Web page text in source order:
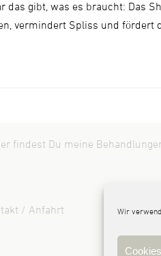
Wir
das gibt, was es braucht: Das
vermindert Spliss und fördert
findest Du meine
/ Anfahrt